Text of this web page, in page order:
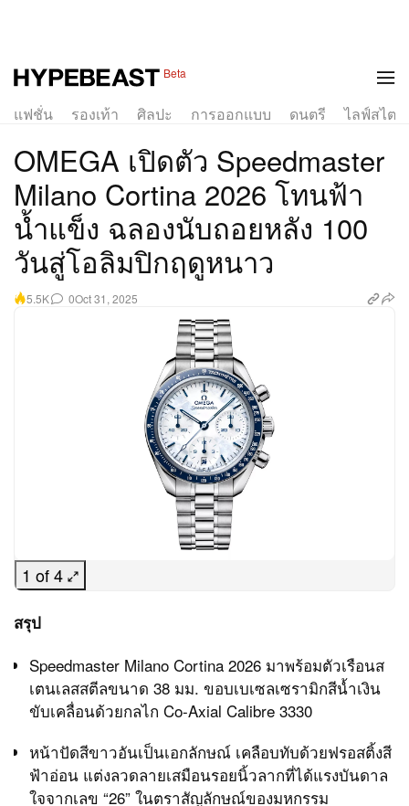
Beta
แฟชั่น รองเท้า ศิลปะ การออกแบบ ดนตรี ไลฟ์สไตล์
OMEGA เปิดตัว Speedmaster
Milano Cortina 2026 โทนฟ้า
น้ำแข็ง ฉลองนับถอยหลัง 100
วันสู่โอลิมปิกฤดูหนาว
5.5K 0Oct 31, 2025
1 of 4
สรุป
Speedmaster Milano Cortina 2026 มาพร้อมตัวเรือนส
เตนเลสสตีลขนาด 38 มม. ขอบเบเซลเซรามิกสีน้ำเงิน
ขับเคลื่อนด้วยกลไก Co-Axial Calibre 3330
หน้าปัดสีขาวอันเป็นเอกลักษณ์ เคลือบทับด้วยฟรอสติ้งสี
ฟ้าอ่อน แต่งลวดลายเสมือนรอยนิ้วลากที่ได้แรงบันดาล
ใจจากเลข “26” ในตราสัญลักษณ์ของมหกรรม